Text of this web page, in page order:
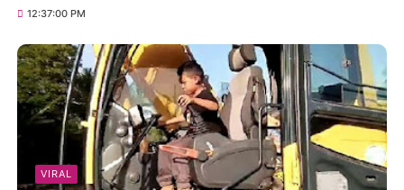
12:37:00 PM
VIRAL